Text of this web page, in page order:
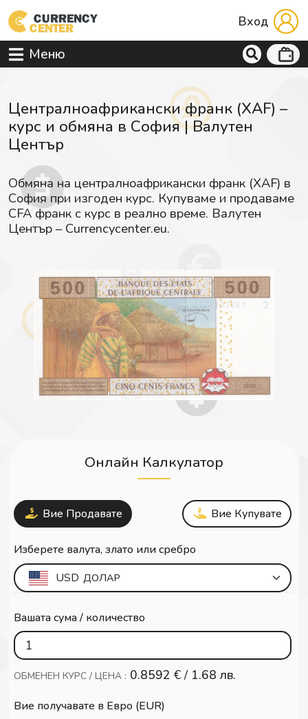
Вход
Меню
Централноафрикански франк (XAF) –
курс и обмяна в София | Валутен
Център
Обмяна на централноафрикански франк (XAF) в
София при изгоден курс. Купуваме и продаваме
CFA франк с курс в реално време. Валутен
Център – Currencycenter.eu.
Онлайн Калкулатор
Вие Продавате Вие Купувате
Изберете валута, злато или сребро
USD ДОЛАР
Вашата сума / количество
ОБМЕНЕН КУРС / ЦЕНА : 0.8592 € / 1.68 лв.
Вие получавате в Евро (EUR)